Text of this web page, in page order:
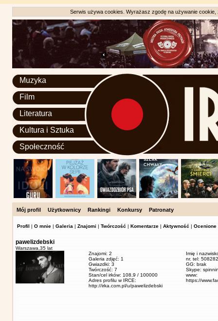
Serwis używa cookies. Wyrażasz zgodę na używanie
Muzyka
Film
Literatura
Kultura i Sztuka
Społeczność
Mój profil Użytkownicy Rankingi Konkursy Patronaty
Profil | O mnie | Galeria | Znajomi | Twórczość | Komentarze | Aktywność | Ocenione
pawelizdebski
Warszawa, 35 lat
Znajomi: 2
Galeria zdjęć: 1
Gwiazdki: 3
Twórczość: 7
Stan/cel irków: 108,9 / 100000
Adres profilu w IRCE:
http://irka.com.pl/u/pawelizdebski
Imię i
nr. tel:
GG: brak
Skype:
www:
https://